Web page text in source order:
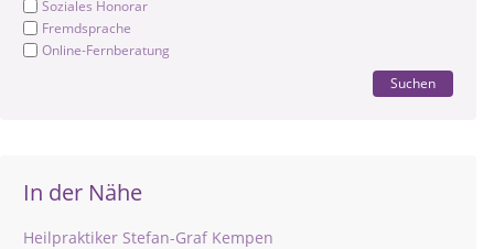
Soziales Honorar
Fremdsprache
Online-Fernberatung
Suchen
In der Nähe
Heilpraktiker Stefan-Graf Kempen